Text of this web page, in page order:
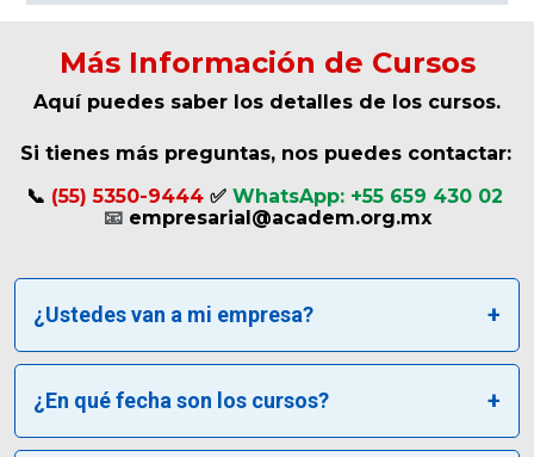
Más Información de Cursos
Aquí puedes saber los detalles de los cursos.
Si tienes más preguntas, nos puedes contactar:
📞 (55) 5350-9444 ✅
📧 empresarial@academ.org.mx
¿Ustedes van a mi empresa?
¿En qué fecha son los cursos?